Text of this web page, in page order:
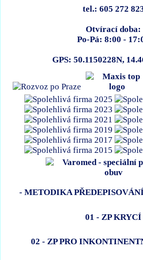
tel.: 605 272
Otvírací doba:
Po-Pá: 8:00 -
GPS: 50.1150228N,
- METODIKA
01 - ZP KRYCÍ
02 - ZP PRO